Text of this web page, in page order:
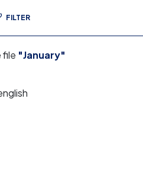
FILTER
file "January"